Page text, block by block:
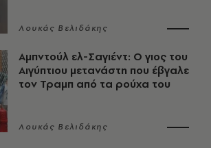
Λουκάς Βελιδάκης
Αμπντούλ ελ-Σαγιέντ: Ο γιος του
Αιγύπτιου μετανάστη που έβγαλε
τον Τραμπ από τα ρούχα του
Λουκάς Βελιδάκης